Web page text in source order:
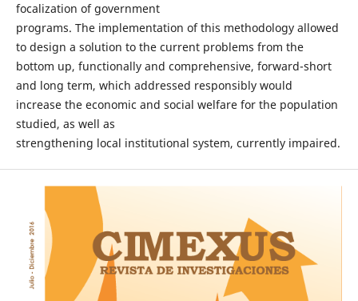
focalization of government
programs. The implementation of this methodology allowed
to design a solution to the current problems from the
bottom up, functionally and comprehensive, forward-short
and long term, which addressed responsibly would
increase the economic and social welfare for the population
studied, as well as
strengthening local institutional system, currently impaired.